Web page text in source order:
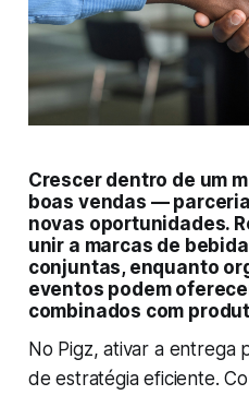
Crescer dentro de um
boas vendas —
novas oportunidades.
unir a marcas de
conjuntas, enquanto
eventos podem
combinados com
No Pigz, ativar a entrega
de estratégia eficiente.